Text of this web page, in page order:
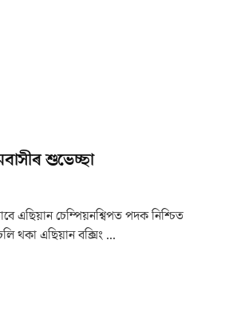
শুভেচ্ছা
এছিয়ান চেম্পিয়নশ্বিপত পদক নিশ্চিত
থকা এছিয়ান বক্সিং ...